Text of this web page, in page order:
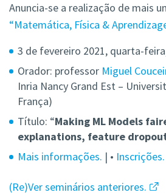
Anuncia-se a realização de mais
“Matemática, Física &
3 de fevereiro 2021, quarta-
Orador: professor Miguel
Inria Nancy Grand Est –
França)
Título: “Making ML Models
explanations, feature
Mais informações. | • Inscrições.
(Re)Ver seminários anteriores.